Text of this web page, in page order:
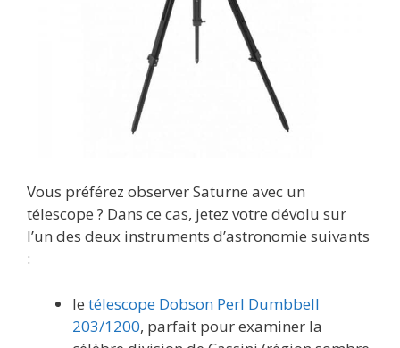
Vous préférez observer Saturne avec un
télescope ? Dans ce cas, jetez votre dévolu sur
l’un des deux instruments d’astronomie suivants
:
le télescope Dobson Perl Dumbbell
203/1200, parfait pour examiner la